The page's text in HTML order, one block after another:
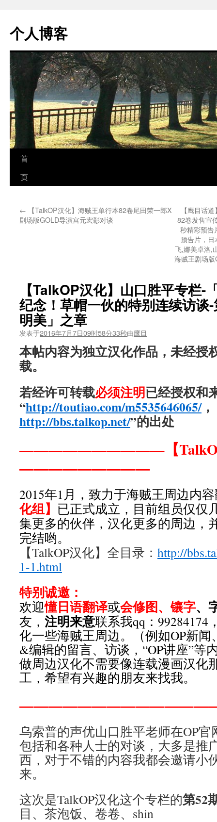
个人博客
跳
至
文
首
页
← 【TalkOP汉化】海贼王单行本82卷尾田荣一郎X
剧场版GOLD导演宫元宏彰对谈
【鹰目话
82卷发售宣
秒精彩预告
预告片，
飞,娜美卓洛,
海贼王剧场
【TalkOP汉化】山口胜平专栏-
纪念！草帽一伙的特别连续访谈
明美」之章
发表于2016年7月7日09时58分33秒由鹰目
本帖内容为独立汉化作品，未经授
载。
若经许可转载必须注明已经授权和
“http://toutiao.com/m5535646065/，
http://bbs.talkop.net/”的出处
——————————【TalkOP
—————————
2015年1月，致力于海贼王周边内
化组】 已正式成立，目前组员仅仅
集更多的伙伴，汉化更多的周边，
完结哟。
【TalkOP汉化】全目录： http://
1-1.html
特别诚邀：
欢迎懂日语翻译或会修图、镶字、
友， 注明来意联系我qq：
化一些海贼王周边。（例如OP新
&编辑的留言、访谈，“OP讲座”等
做周边汉化不需要像连载漫画汉化
工，希望有兴趣的朋友来找我。
乌索普的声优山口胜平老师在OP
包括和各种人士的对谈，大多是推
西，对于不错的内容我都会邀请小
来。
这次是TalkOP汉化这个专栏的第52
目、茶泡饭、卷卷、shin